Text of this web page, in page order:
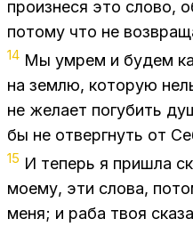
про­из­не­ся это сло­во,
по­то­му что не
14 Мы умрем и бу­дем
на зем­лю, ко­то­рую
не же­ла­ет по­гу­бить
бы не от­верг­нуть от
15 И те­перь я при­шла
мо­е­му, эти сло­ва,
меня; и раба твоя